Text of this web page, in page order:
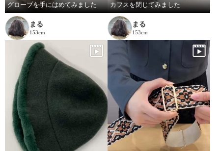
グローブを手にはめてみました
まる
153cm
カフスを閉じてみました
まる
153cm